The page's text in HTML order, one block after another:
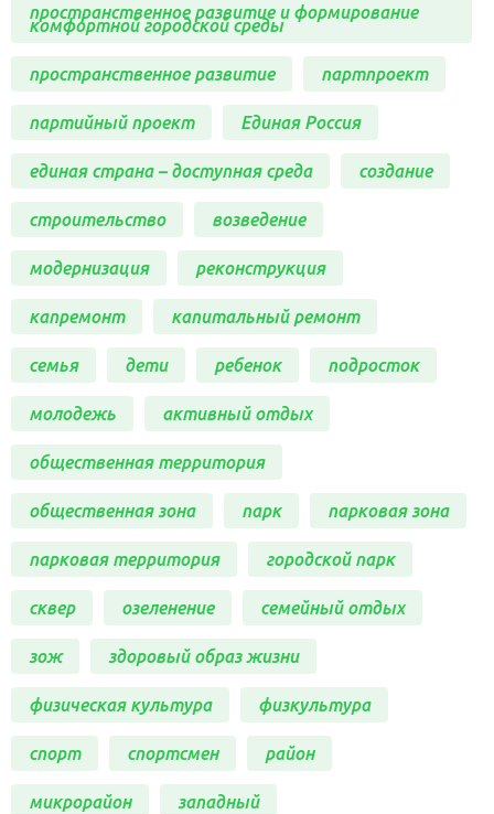
пространственное развитие и формирование
комфортной городской среды
пространственное развитие партпроект
партийный проект Единая Россия
единая страна – доступная среда создание
строительство возведение
модернизация реконструкция
капремонт капитальный ремонт
семья дети ребенок подросток
молодежь активный отдых
общественная территория
общественная зона парк парковая зона
парковая территория городской парк
сквер озеленение семейный отдых
зож здоровый образ жизни
физическая культура физкультура
спорт спортсмен район
микрорайон западный